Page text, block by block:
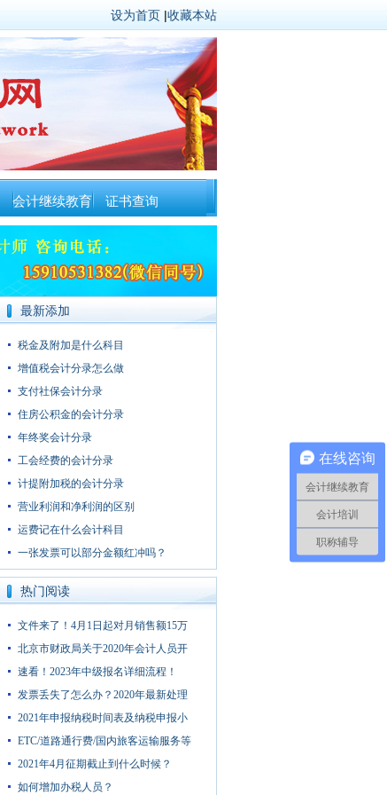
设为首页 |收藏本站
会计继续教育 证书查询
最新添加
税金及附加是什么科目
增值税会计分录怎么做
支付社保会计分录
住房公积金的会计分录
年终奖会计分录
工会经费的会计分录
计提附加税的会计分录
营业利润和净利润的区别
运费记在什么会计科目
一张发票可以部分金额红冲吗？
热门阅读
文件来了！4月1日起对月销售额15万
北京市财政局关于2020年会计人员开
速看！2023年中级报名详细流程！
发票丢失了怎么办？2020年最新处理
2021年申报纳税时间表及纳税申报小
ETC/道路通行费/国内旅客运输服务等
2021年4月征期截止到什么时候？
如何增加办税人员？
在线咨询
会计继续教育
会计培训
职称辅导